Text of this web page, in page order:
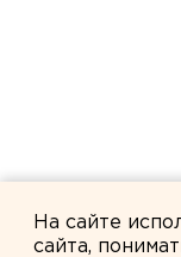
На сайте
сайта,